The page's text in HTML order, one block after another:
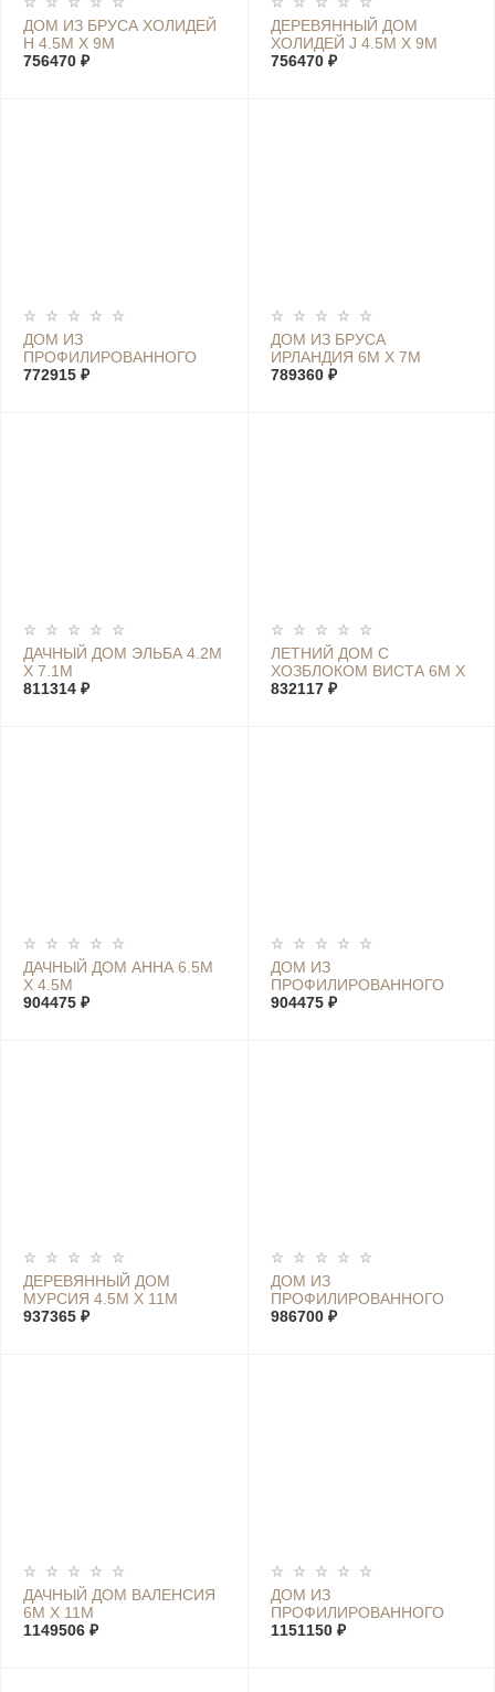
ДОМ ИЗ БРУСА ХОЛИДЕЙ
Н 4.5М Х 9М
756470 ₽
ДЕРЕВЯННЫЙ ДОМ
ХОЛИДЕЙ J 4.5М Х 9М
756470 ₽
ДОМ ИЗ
ПРОФИЛИРОВАННОГО
БРУСА ШВЕЦИЯ XL 7М Х
772915 ₽
ДОМ ИЗ БРУСА
ИРЛАНДИЯ 6М Х 7М
789360 ₽
ДАЧНЫЙ ДОМ ЭЛЬБА 4.2М
Х 7.1М
811314 ₽
ЛЕТНИЙ ДОМ С
ХОЗБЛОКОМ ВИСТА 6М Х
7,4М
832117 ₽
ДАЧНЫЙ ДОМ АННА 6.5М
Х 4.5М
904475 ₽
ДОМ ИЗ
ПРОФИЛИРОВАННОГО
БРУСА ЛУИЗА 6.5М Х 4.5М
904475 ₽
ДЕРЕВЯННЫЙ ДОМ
МУРСИЯ 4.5М Х 11М
937365 ₽
ДОМ ИЗ
ПРОФИЛИРОВАННОГО
БРУСА МАРИЯ 5.6М Х 7М
986700 ₽
ДАЧНЫЙ ДОМ ВАЛЕНСИЯ
6М Х 11М
1149506 ₽
ДОМ ИЗ
ПРОФИЛИРОВАННОГО
БРУСА ХОЛИДЕЙ К 6М Х
1151150 ₽